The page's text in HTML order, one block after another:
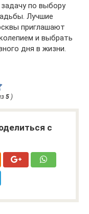
по выбору
Лучшие
приглашают
и выбрать
дня в жизни.
5 )
с